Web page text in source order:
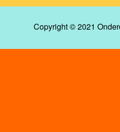
Copyright © 2021